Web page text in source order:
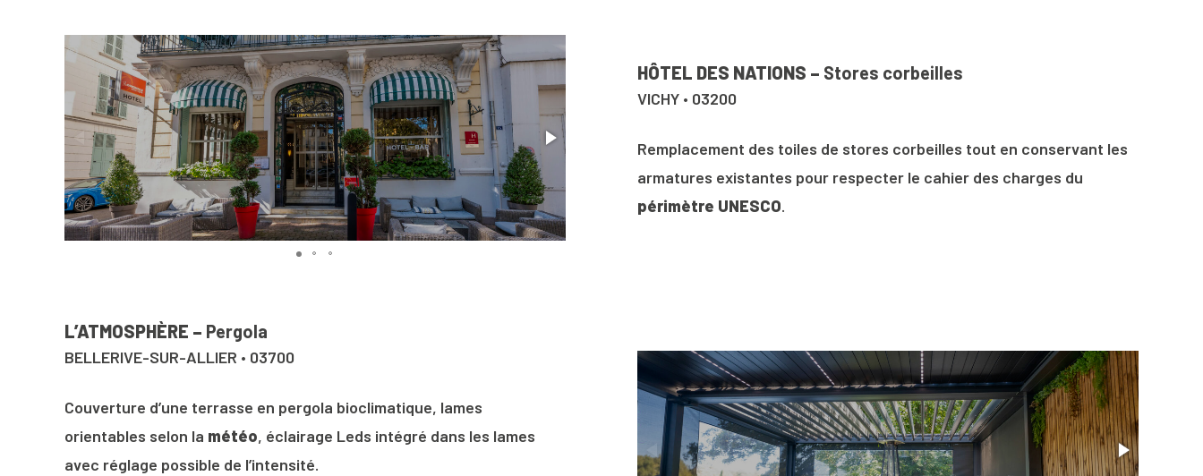
HÔTEL DES NATIONS – Stores corbeilles
VICHY • 03200
Remplacement des toiles de stores corbeilles tout en conservant les
armatures existantes pour respecter le cahier des charges du
périmètre UNESCO.
L’ATMOSPHÈRE – Pergola
BELLERIVE-SUR-ALLIER • 03700
Couverture d’une terrasse en pergola bioclimatique, lames
orientables selon la météo, éclairage Leds intégré dans les lames
avec réglage possible de l’intensité.